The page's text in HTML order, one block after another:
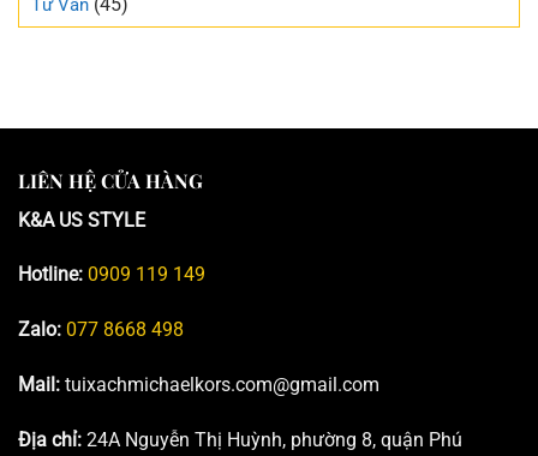
LIÊN HỆ CỬA HÀNG
K&A US STYLE
Hotline: 0909 119 149
Zalo: 077 8668 498
Mail: tuixachmichaelkors.com@gmail.com
Địa chỉ: 24A Nguyễn Thị Huỳnh, phường 8, quận Phú